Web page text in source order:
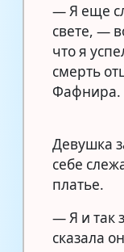
— Я еще
свете, —
что я
смерть
Фафнира.
Девушка
себе
платье.
— Я и так
сказала